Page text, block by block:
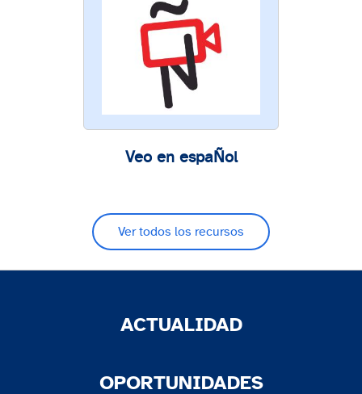
Veo en espaÑol
Ver todos los recursos
ACTUALIDAD
OPORTUNIDADES